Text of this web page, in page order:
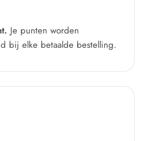
Je punten worden
bij elke betaalde bestelling.